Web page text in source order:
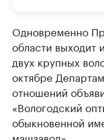
Одновременно
области выходит
двух крупных
октябре
отношений
«Вологодский
обыкновенной